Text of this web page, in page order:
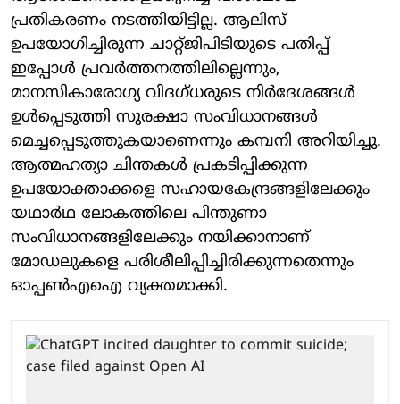
പ്രതികരണം നടത്തിയിട്ടില്ല. ആലിസ്
ഉപയോഗിച്ചിരുന്ന ചാറ്റ്ജിപിടിയുടെ പതിപ്പ്
ഇപ്പോള്‍ പ്രവര്‍ത്തനത്തിലില്ലെന്നും,
മാനസികാരോഗ്യ വിദഗ്ധരുടെ നിര്‍ദേശങ്ങള്‍
ഉള്‍പ്പെടുത്തി സുരക്ഷാ സംവിധാനങ്ങള്‍
മെച്ചപ്പെടുത്തുകയാണെന്നും കമ്പനി അറിയിച്ചു.
ആത്മഹത്യാ ചിന്തകള്‍ പ്രകടിപ്പിക്കുന്ന
ഉപയോക്താക്കളെ സഹായകേന്ദ്രങ്ങളിലേക്കും
യഥാര്‍ഥ ലോകത്തിലെ പിന്തുണാ
സംവിധാനങ്ങളിലേക്കും നയിക്കാനാണ്
മോഡലുകളെ പരിശീലിപ്പിച്ചിരിക്കുന്നതെന്നും
ഓപ്പണ്‍എഐ വ്യക്തമാക്കി.